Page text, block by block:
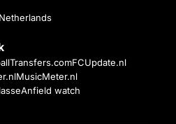
FCUpdate.nl
MusicMeter.nl
Anfield watch